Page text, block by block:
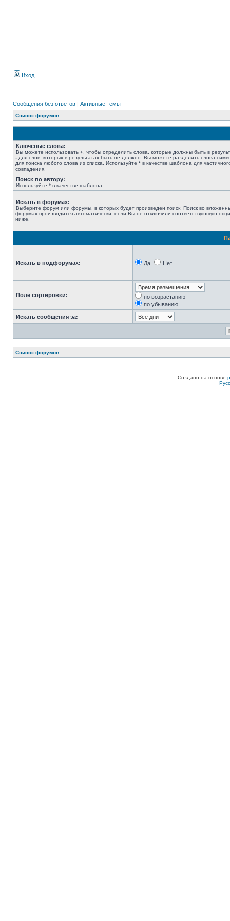
Вход
Сообщения без ответов | Активные темы
Список форумов
Ключевые слова:
Вы можете использовать + , чтобы определить слова, которые должны быть в
- для слов, которых в результатах быть не должно. Вы можете разделить слова
для поиска любого слова из списка. Используйте * в качестве шаблона для
совпадения.
Поиск по автору:
Используйте * в качестве шаблона.
Искать в форумах:
Выберите форум или форумы, в которых будет произведен поиск. Поиск во
форумах производится автоматически, если Вы не отключили соответствующую
ниже.
Искать в подфорумах: Да Нет
Поле сортировки:
по возрастанию
по убыванию
Искать сообщения за:
Список форумов
Создано на основе